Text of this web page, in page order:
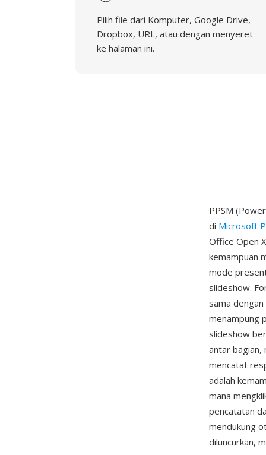
Pilih file dari Komputer, Google Drive,
Dropbox, URL, atau dengan menyeret
ke halaman ini.
PPSM
di Microsoft
Office Open
kemampuan
mode
slideshow.
sama
menampung
slideshow
antar bagian,
mencatat
adalah
mana
pencatatan
mendukung
diluncurkan,